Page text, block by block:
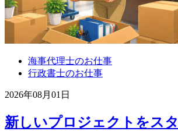
海事代理士のお仕事
行政書士のお仕事
2026年08月01日
新しいプロジェクトをス